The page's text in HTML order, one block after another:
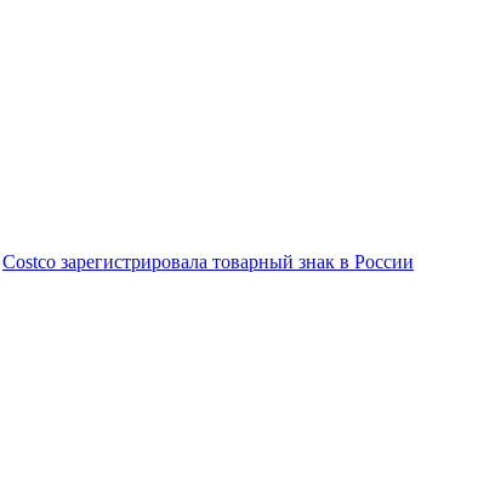
Costco зарегистрировала товарный знак в России